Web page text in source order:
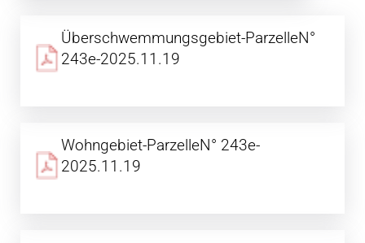
Überschwemmungsgebiet-ParzelleN°
243e-2025.11.19
Wohngebiet-ParzelleN° 243e-
2025.11.19